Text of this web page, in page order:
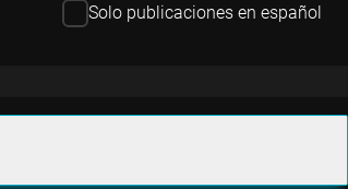
Solo publicaciones en español